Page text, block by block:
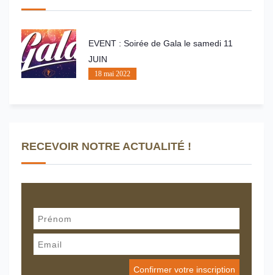
EVENT : Soirée de Gala le samedi 11
JUIN
18 mai 2022
RECEVOIR NOTRE ACTUALITÉ !